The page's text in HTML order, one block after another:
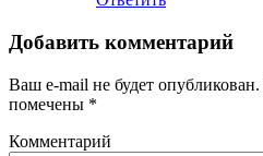
Добавить комментарий
Ваш e-mail не будет опубликован.
помечены *
Комментарий